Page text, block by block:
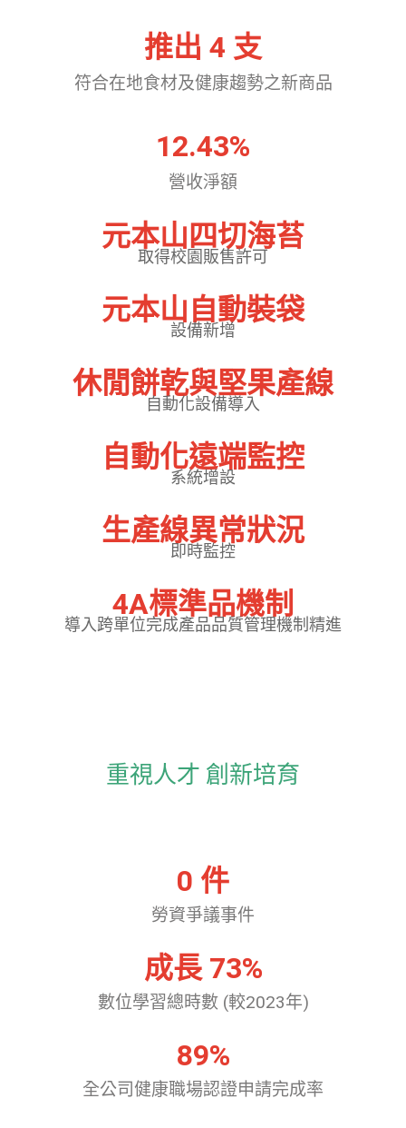
符合在地食材及健康趨勢之新商品
推出 4 支
營收淨額
12.43%
元本山四切海苔
取得校園販售許可
元本山自動裝袋
設備新增
休閒餅乾與堅果產線
自動化設備導入
自動化遠端監控
系統增設
生產線異常狀況
即時監控
4A標準品機制
導入跨單位完成產品品質管理機制精進
重視人才 創新培育
勞資爭議事件
0 件
數位學習總時數 (較2023年)
成長 73%
全公司健康職場認證申請完成率
89%